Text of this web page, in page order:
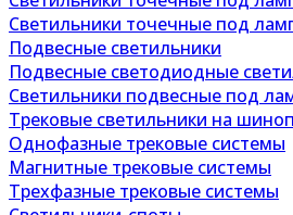
Светильники точечные под
Подвесные светильники
Подвесные светодиодные
Светильники подвесные под
Трековые светильники на
Однофазные трековые системы
Магнитные трековые системы
Трехфазные трековые системы